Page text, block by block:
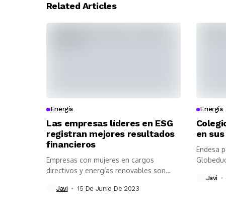
Related Articles
Energía
Las empresas líderes en ESG
registran mejores resultados
financieros
Empresas con mujeres en cargos
directivos y energías renovables son
Javi 15 De Junio De 2023
Energía
en
Endesa
Javi